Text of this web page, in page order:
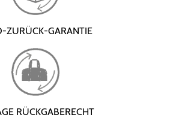
ZURÜCK-GARANTIE
RÜCKGABERECHT